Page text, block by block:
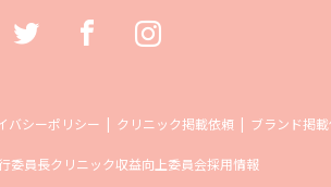
バシーポリシー クリニック掲載依頼 ブランド掲
委員長クリニック収益向上委員会採用情報